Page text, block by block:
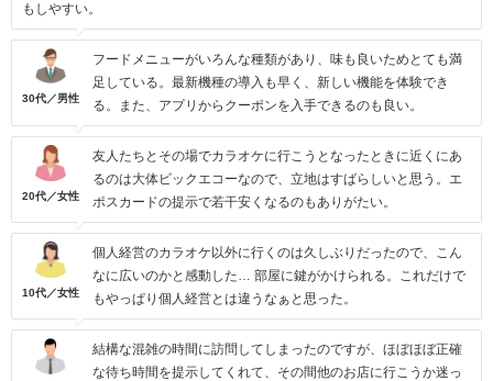
もしやすい。
30代／男性
フードメニューがいろんな種類があり、味も良いためとても満
足している。最新機種の導入も早く、新しい機能を体験でき
る。また、アプリからクーポンを入手できるのも良い。
20代／女性
友人たちとその場でカラオケに行こうとなったときに近くにあ
るのは大体ビックエコーなので、立地はすばらしいと思う。エ
ポスカードの提示で若干安くなるのもありがたい。
10代／女性
個人経営のカラオケ以外に行くのは久しぶりだったので、こん
なに広いのかと感動した… 部屋に鍵がかけられる。これだけで
もやっぱり個人経営とは違うなぁと思った。
結構な混雑の時間に訪問してしまったのですが、ほぼほぼ正確
な待ち時間を提示してくれて、その間他のお店に行こうか迷っ